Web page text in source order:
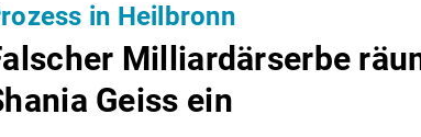
in Heilbronn
Milliardärserbe
Geiss ein